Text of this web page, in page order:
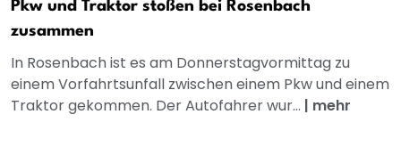
Pkw und Traktor stoßen bei Rosenbach
zusammen
In Rosenbach ist es am Donnerstagvormittag zu
einem Vorfahrtsunfall zwischen einem Pkw und einem
Traktor gekommen. Der Autofahrer wur... | mehr